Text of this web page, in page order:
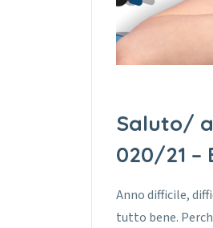
Saluto/
020/21 –
Anno difficile,
tutto bene.